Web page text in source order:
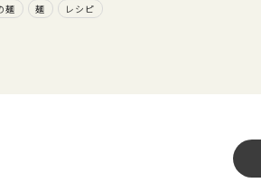
麺 麺 レシピ